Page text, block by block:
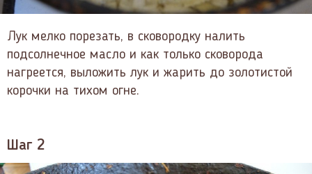
Лук мелко порезать, в сковородку налить
подсолнечное масло и как только сковорода
нагреется, выложить лук и жарить до золотистой
корочки на тихом огне.
Шаг 2